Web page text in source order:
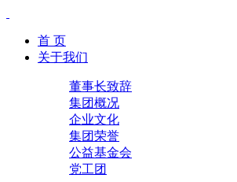
首 页
关于我们
董事长致辞
集团概况
企业文化
集团荣誉
公益基金会
党工团